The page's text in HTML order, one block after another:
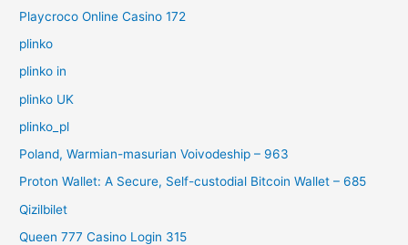
Playcroco Online Casino 172
plinko
plinko in
plinko UK
plinko_pl
Poland, Warmian-masurian Voivodeship – 963
Proton Wallet: A Secure, Self-custodial Bitcoin Wallet – 685
Qizilbilet
Queen 777 Casino Login 315